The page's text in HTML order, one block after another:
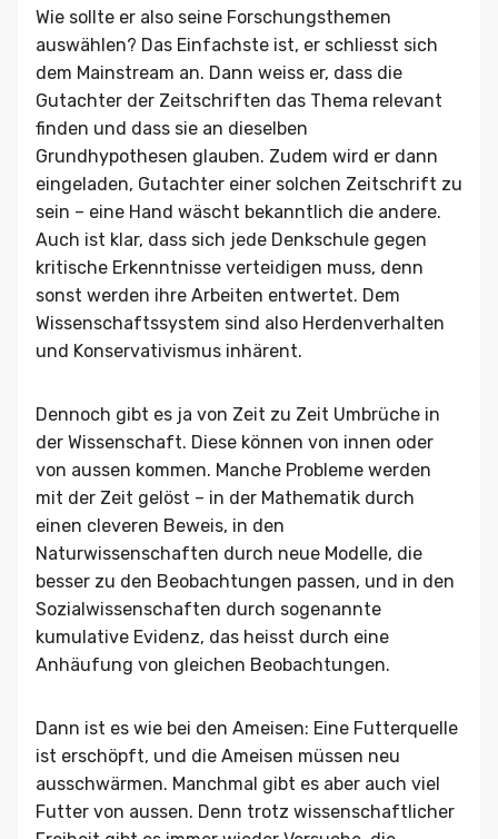
Wie sollte er also seine Forschungsthemen
auswählen? Das Einfachste ist, er schliesst sich
dem Mainstream an. Dann weiss er, dass die
Gutachter der Zeitschriften das Thema relevant
finden und dass sie an dieselben
Grundhypothesen glauben. Zudem wird er dann
eingeladen, Gutachter einer solchen Zeitschrift zu
sein – eine Hand wäscht bekanntlich die andere.
Auch ist klar, dass sich jede Denkschule gegen
kritische Erkenntnisse verteidigen muss, denn
sonst werden ihre Arbeiten entwertet. Dem
Wissenschaftssystem sind also Herdenverhalten
und Konservativismus inhärent.
Dennoch gibt es ja von Zeit zu Zeit Umbrüche in
der Wissenschaft. Diese können von innen oder
von aussen kommen. Manche Probleme werden
mit der Zeit gelöst – in der Mathematik durch
einen cleveren Beweis, in den
Naturwissenschaften durch neue Modelle, die
besser zu den Beobachtungen passen, und in den
Sozialwissenschaften durch sogenannte
kumulative Evidenz, das heisst durch eine
Anhäufung von gleichen Beobachtungen.
Dann ist es wie bei den Ameisen: Eine Futterquelle
ist erschöpft, und die Ameisen müssen neu
ausschwärmen. Manchmal gibt es aber auch viel
Futter von aussen. Denn trotz wissenschaftlicher